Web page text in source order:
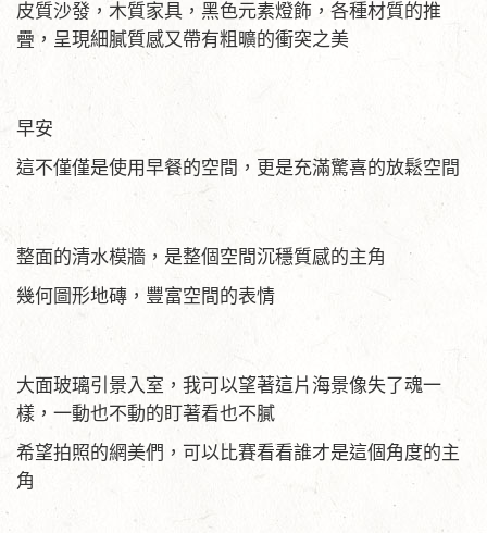
皮質沙發，木質家具，黑色元素燈飾，各種材質的推
疊，呈現細膩質感又帶有粗曠的衝突之美
早安
這不僅僅是使用早餐的空間，更是充滿驚喜的放鬆空間
整面的清水模牆，是整個空間沉穩質感的主角
幾何圖形地磚，豐富空間的表情
大面玻璃引景入室，我可以望著這片海景像失了魂一
樣，一動也不動的盯著看也不膩
希望拍照的網美們，可以比賽看看誰才是這個角度的主
角